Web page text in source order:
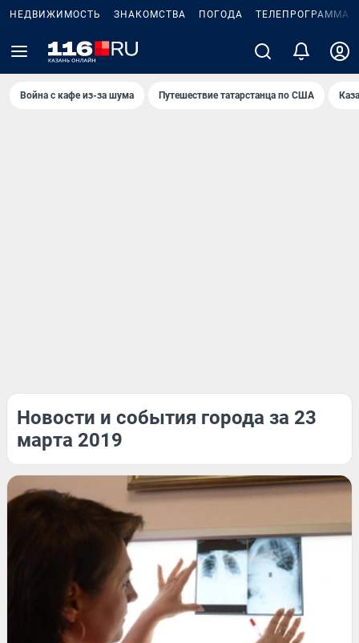
НЕДВИЖИМОСТЬ ЗНАКОМСТВА ПОГОДА ТЕЛЕПРОГРАММА
Война с кафе из-за шума Путешествие татарстанца по США
Новости и события города за 23
марта 2019